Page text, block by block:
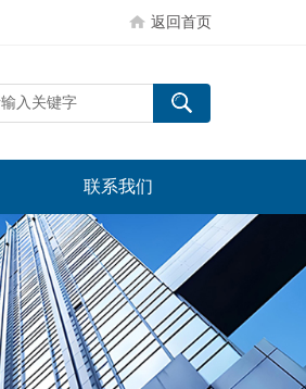
返回首页
联系我们